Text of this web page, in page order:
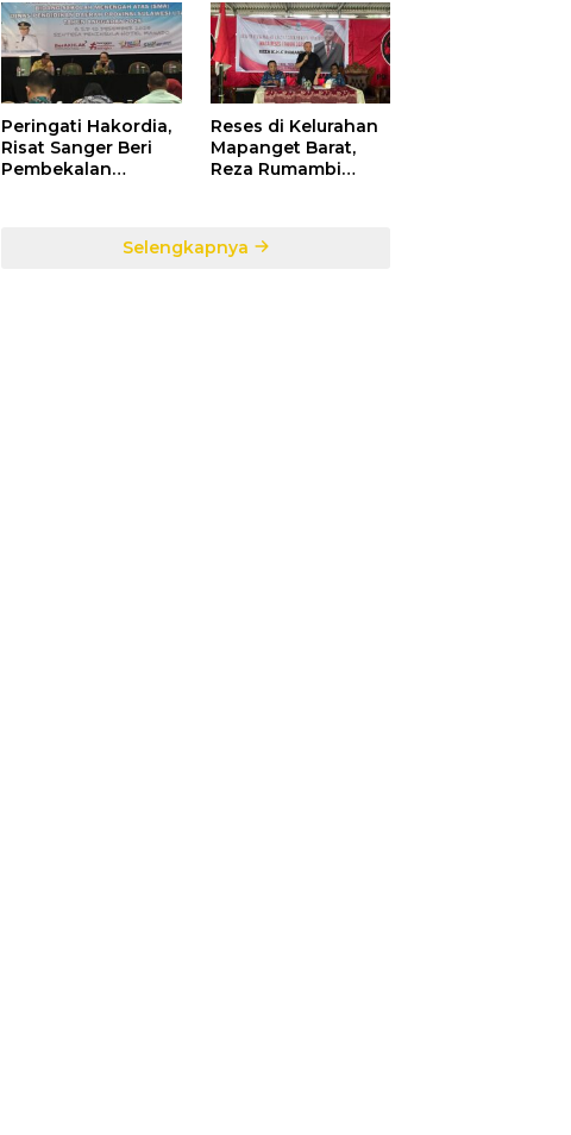
Informasi
Penggunaan
Anggaran Negara
Bawaslu Gelar
Diskusi
Peringati Hakordia,
Risat Sanger Beri
Pembekalan
Reses di Kelurahan
Mapanget Barat,
Reza Rumambi
Selengkapnya